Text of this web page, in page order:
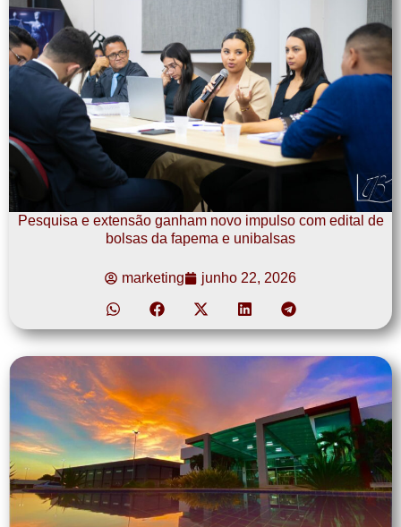
Pesquisa e extensão ganham novo impulso com edital de
bolsas da fapema e unibalsas
marketing junho 22, 2026